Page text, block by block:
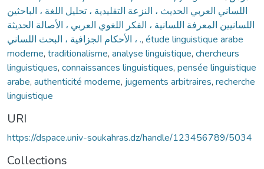
اللساني العربي الحديث ، النزعة التقليدية ، تحليل اللغة ، الباحثين
اللسانيين المعرفة اللسانية ، الفكر اللغوي العربي ، الأصالة الحديثة
، الأحكام الجزافية ، البحث اللساني ., étude linguistique arabe
moderne, traditionalisme, analyse linguistique, chercheurs
linguistiques, connaissances linguistiques, pensée linguistique
arabe, authenticité moderne, jugements arbitraires, recherche
linguistique
URI
https://dspace.univ-soukahras.dz/handle/123456789/5034
Collections